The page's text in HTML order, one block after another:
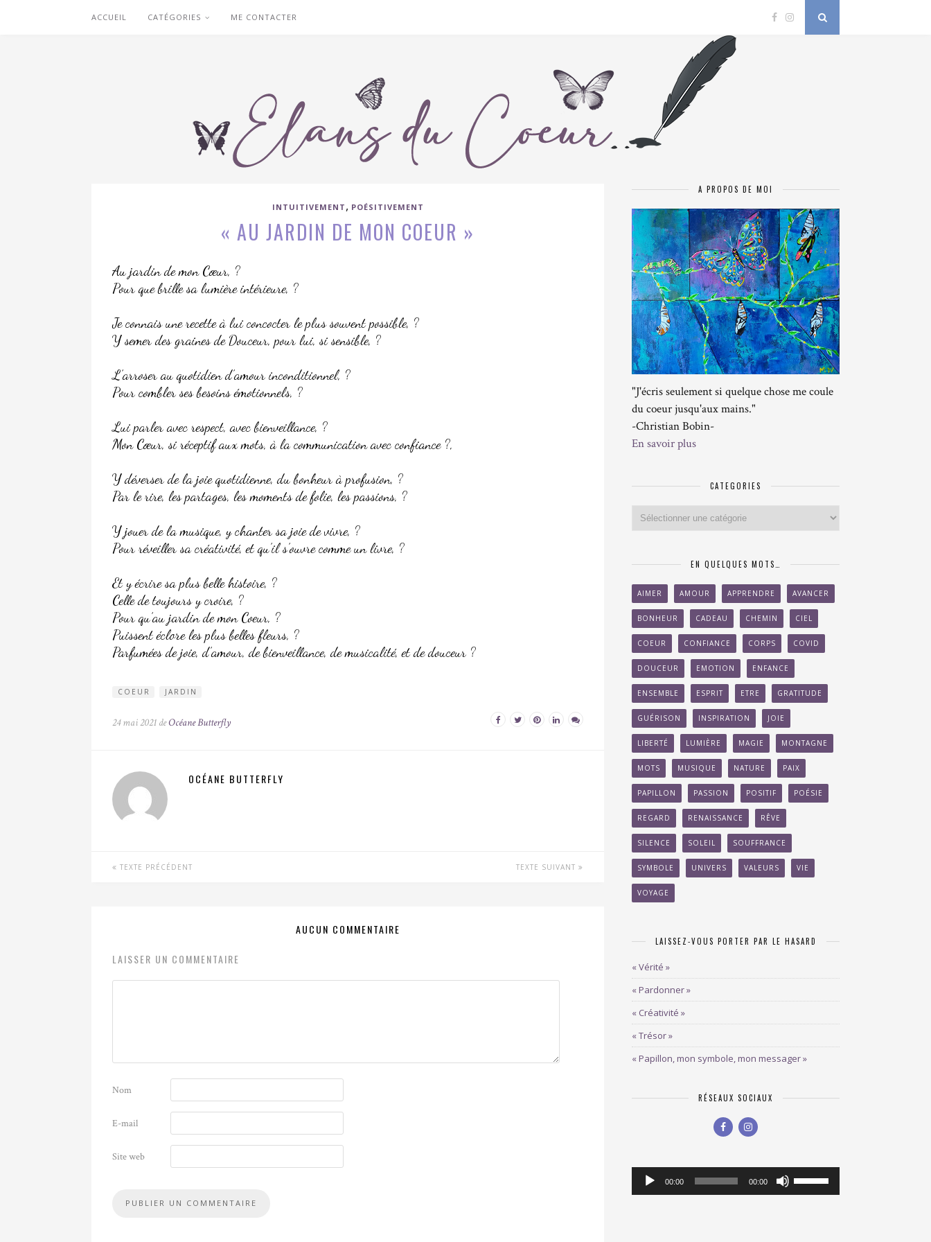
ACCUEIL CATÉGORIES ME CONTACTER
INTUITIVEMENT , POÉSITIVEMENT
« AU JARDIN DE MON COEUR »
Au jardin de mon Cœur, ?
Pour que brille sa lumière intérieure, ?
Je connais une recette à lui concocter le plus souvent possible, ?
Y semer des graines de Douceur, pour lui, si sensible, ?
L’arroser au quotidien d’amour inconditionnel, ?
Pour combler ses besoins émotionnels, ?
Lui parler avec respect, avec bienveillance, ?
Mon Cœur, si réceptif aux mots, à la communication avec confiance ?,
Y déverser de la joie quotidienne, du bonheur à profusion, ?
Par le rire, les partages, les moments de folie, les passions, ?
Y jouer de la musique, y chanter sa joie de vivre, ?
Pour réveiller sa créativité, et qu’il s’ouvre comme un livre, ?
Et y écrire sa plus belle histoire, ?
Celle de toujours y croire, ?
Pour qu’au jardin de mon Coeur, ?
Puissent éclore les plus belles fleurs, ?
Parfumées de joie, d’amour, de bienveillance, de musicalité, et de douceur ?
COEUR JARDIN
24 mai 2021 deOcéane Butterfly
OCÉANE BUTTERFLY
TEXTE PRÉCÉDENT TEXTE SUIVANT
AUCUN COMMENTAIRE
LAISSER UN COMMENTAIRE
Nom
E-mail
Site web
A PROPOS DE MOI
"J'écris seulement si quelque chose me coule
du coeur jusqu'aux mains."
-Christian Bobin-
En savoir plus
CATEGORIES
Categories
EN QUELQUES MOTS…
AIMER AMOUR APPRENDRE AVANCER
BONHEUR CADEAU CHEMIN CIEL
COEUR CONFIANCE CORPS COVID
DOUCEUR EMOTION ENFANCE
ENSEMBLE ESPRIT ETRE GRATITUDE
GUÉRISON INSPIRATION JOIE
LIBERTÉ LUMIÈRE MAGIE MONTAGNE
MOTS MUSIQUE NATURE PAIX
PAPILLON PASSION POSITIF POÉSIE
REGARD RENAISSANCE RÊVE
SILENCE SOLEIL SOUFFRANCE
SYMBOLE UNIVERS VALEURS VIE
VOYAGE
LAISSEZ-VOUS PORTER PAR LE HASARD
« Vérité »
« Pardonner »
« Créativité »
« Trésor »
« Papillon, mon symbole, mon messager »
RÉSEAUX SOCIAUX
Lecteur
audio
00:00 00:00
les